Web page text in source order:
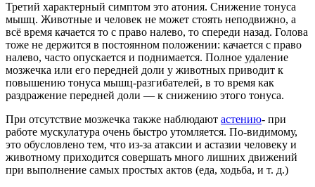
Третий характерный симптом это атония. Снижение тонуса
мышц. Животные и человек не может стоять неподвижно, а
всё время качается то с право налево, то спереди назад. Голова
тоже не держится в постоянном положении: качается с право
налево, часто опускается и поднимается. Полное удаление
мозжечка или его передней доли у животных приводит к
повышению тонуса мышц-разгибателей, в то время как
раздражение передней доли — к снижению этого тонуса.
При отсутствие мозжечка также наблюдают астению- при
работе мускулатура очень быстро утомляется. По-видимому,
это обусловлено тем, что из-за атаксии и астазии человеку и
животному приходится совершать много лишних движений
при выполнение самых простых актов (еда, ходьба, и т. д.)